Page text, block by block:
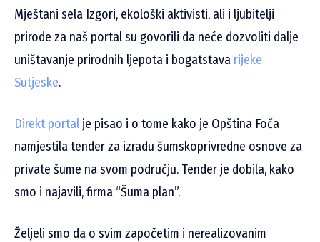
Mještani sela Izgori, ekološki aktivisti, ali i ljubitelji
prirode za naš portal su govorili da neće dozvoliti dalje
uništavanje prirodnih ljepota i bogatstava rijeke
Sutjeske.
Direkt portal je pisao i o tome kako je Opština Foča
namjestila tender za izradu šumskoprivredne osnove za
private šume na svom području. Tender je dobila, kako
smo i najavili, firma “Šuma plan”.
Željeli smo da o svim započetim i nerealizovanim